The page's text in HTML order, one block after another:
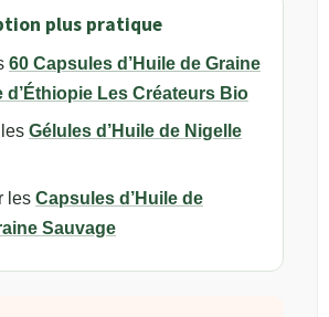
plus pratique
60 Capsules d’Huile de Graine
d’Éthiopie Les Créateurs Bio
Gélules d’Huile de Nigelle
les Capsules d’Huile de
Sauvage